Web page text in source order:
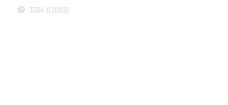
3364 026930